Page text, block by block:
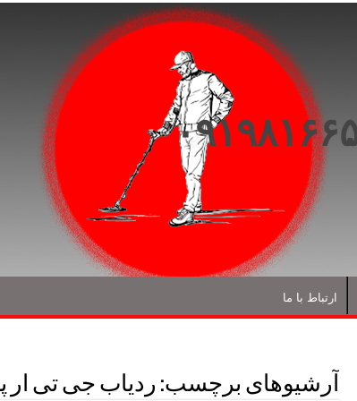
ارتباط با ما
آرشیوهای برچسب: ردیاب جی تی ار